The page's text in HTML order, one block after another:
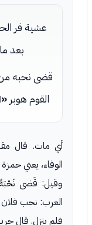
عشية فر
بعد ما
قضى نحبه
القوم هوبر «١»
أي مات. قال
الوفاء، يعني
وقيل: قَضى
العرب: نحب فلان
فلم ينزل. قال